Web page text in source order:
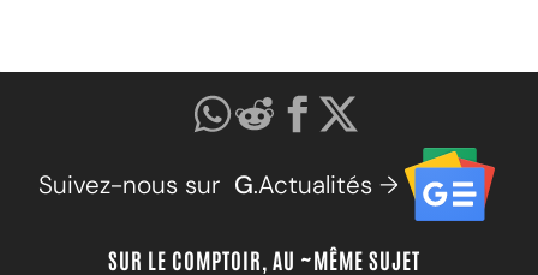
Suivez-nous sur G.Actualités →
SUR LE COMPTOIR, AU ~MÊME SUJET